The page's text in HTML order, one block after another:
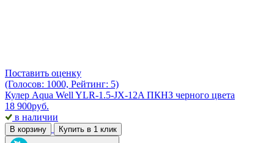
Поставить оценку
(Голосов: 1000, Рейтинг: 5)
Кулер Aqua Well YLR-1.5-JX-12A ПКНЗ черного цвета
18 900руб.
в наличии
В корзину Купить в 1 клик